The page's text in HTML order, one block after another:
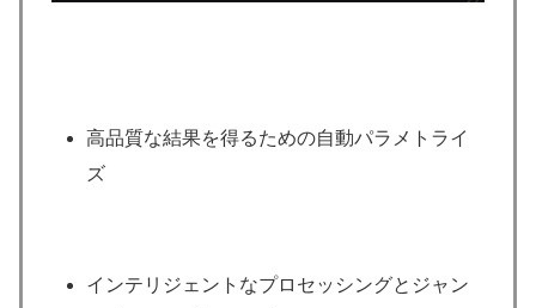
高品質な結果を得るための自動パラメトライ
ズ
インテリジェントなプロセッシングとジャン